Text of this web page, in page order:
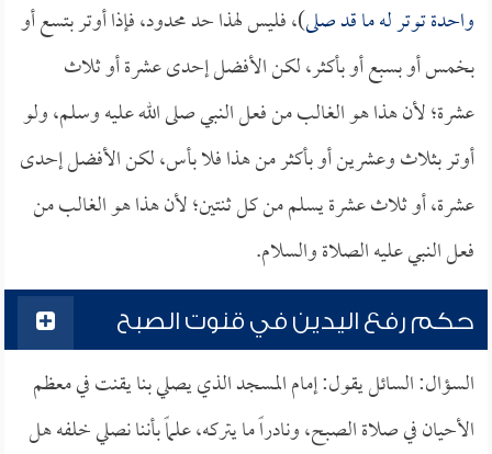
واحدة توتر له ما قد صلى)، فليس لهذا حد محدود، فإذا أوتر بتسع أو
بخمس أو بسبع أو بأكثر، لكن الأفضل إحدى عشرة أو ثلاث
عشرة؛ لأن هذا هو الغالب من فعل النبي صلى الله عليه وسلم، ولو
أوتر بثلاث وعشرين أو بأكثر من هذا فلا بأس، لكن الأفضل إحدى
عشرة، أو ثلاث عشرة يسلم من كل ثنتين؛ لأن هذا هو الغالب من
فعل النبي عليه الصلاة والسلام.
حكم رفع اليدين في قنوت الصبح
السؤال: السائل يقول: إمام المسجد الذي يصلي بنا يقنت في معظم
الأحيان في صلاة الصبح، ونادراً ما يتركه، علماً بأننا نصلي خلفه هل